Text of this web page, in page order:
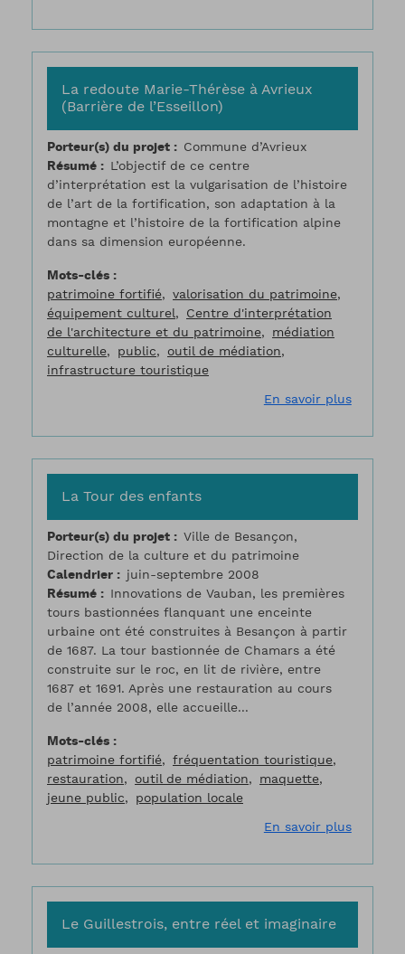
La redoute Marie-Thérèse à Avrieux
(Barrière de l’Esseillon)
Porteur(s) du projet
Commune d’Avrieux
Résumé
L’objectif de ce centre
d’interprétation est la vulgarisation de l’histoire
de l’art de la fortification, son adaptation à la
montagne et l’histoire de la fortification alpine
dans sa dimension européenne.
Mots-clés
patrimoine fortifié
valorisation du patrimoine
équipement culturel
Centre d'interprétation
de l'architecture et du patrimoine
médiation
culturelle
public
outil de médiation
infrastructure touristique
En savoir plussur La
La Tour des enfants
Porteur(s) du projet
Ville de Besançon,
Direction de la culture et du patrimoine
Calendrier
juin-septembre 2008
Résumé
Innovations de Vauban, les premières
tours bastionnées flanquant une enceinte
urbaine ont été construites à Besançon à partir
de 1687. La tour bastionnée de Chamars a été
construite sur le roc, en lit de rivière, entre
1687 et 1691. Après une restauration au cours
de l’année 2008, elle accueille...
Mots-clés
patrimoine fortifié
fréquentation touristique
restauration
outil de médiation
maquette
jeune public
population locale
En savoir plussur La
Le Guillestrois, entre réel et imaginaire